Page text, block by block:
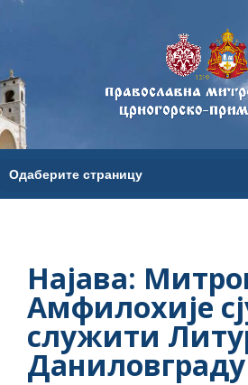
Најава:
Амфилохије
служити
Даниловграду